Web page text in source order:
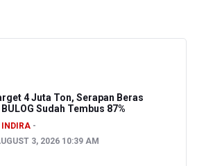
4 Juta Ton, Serapan Beras
Sudah Tembus 87%
3, 2026 10:39 AM